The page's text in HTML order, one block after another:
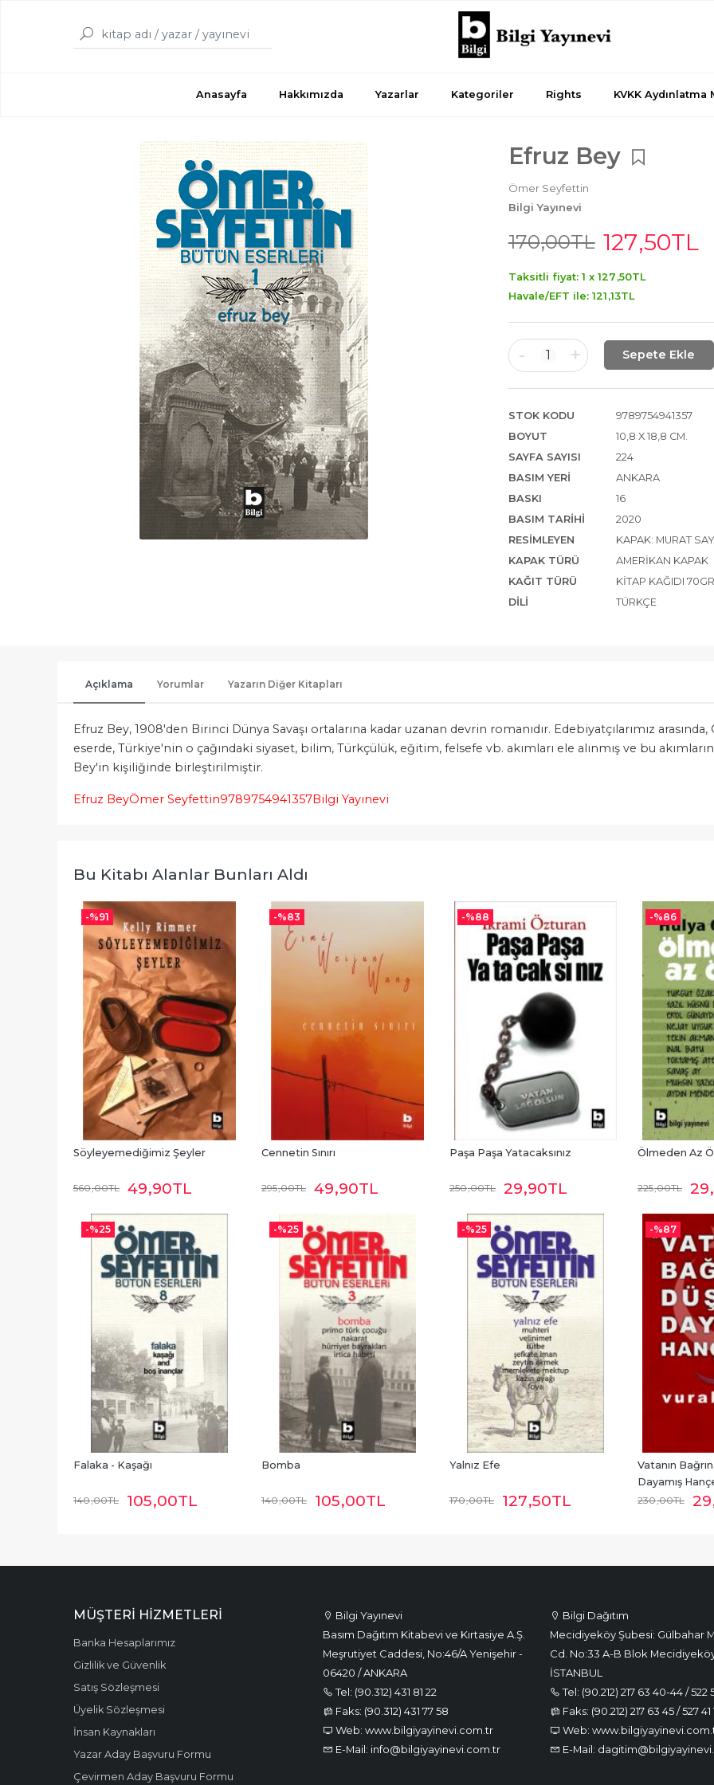
Anasayfa Hakkımızda Yazarlar Kategoriler Rights KVKK Aydınlatma
Efruz Bey
Ömer Seyfettin
Bilgi Yayınevi
170,00TL 127,50TL
Taksitli fiyat: 1 x 127 ,50TL
Havale/EFT ile: 121 ,13TL
- 1 + Sepete Ekle
STOK KODU
9789754941357
BOYUT
10,8 X 18,8 CM.
SAYFA SAYISI
224
BASIM YERI
ANKARA
BASKI
16
BASIM TARIHI
2020
RESIMLEYEN
KAPAK: MURAT
KAPAK TÜRÜ
AMERIKAN KAPAK
KAĞIT TÜRÜ
KITAP KAĞIDI 70GR
DILI
TÜRKÇE
Açıklama Yorumlar Yazarın Diğer Kitapları
Efruz Bey, 1908'den Birinci Dünya Savaşı ortalarına kadar uzanan devrin romanıdır. Edebiyatçılarımız
eserde, Türkiye'nin o çağındaki siyaset, bilim, Türkçülük, eğitim, felsefe vb. akımları ele alınmış ve bu
Bey'in kişiliğinde birleştirilmiştir.
Efruz BeyÖmer Seyfettin9789754941357Bilgi Yayınevi
Bu Kitabı Alanlar Bunları Aldı
-%91
Söyleyemediğimiz Şeyler
560,00TL 49,90TL
-%83
Cennetin Sınırı
295,00TL 49,90TL
-%88
Paşa Paşa Yatacaksınız
250,00TL 29,90TL
-%86
Ölmeden Az
225,00TL 29
-%25
Falaka - Kaşağı
140,00TL 105,00TL
-%25
Bomba
140,00TL 105,00TL
-%25
Yalnız Efe
170,00TL 127,50TL
-%87
Vatanın
Dayamış
230,00TL 29
Bilgi Yayınevi
Basım Dağıtım Kitabevi ve Kırtasiye A.Ş.
Meşrutiyet Caddesi, No:46/A Yenişehir -
06420 / ANKARA
Tel: (90.312) 431 81 22
Faks: (90.312) 431 77 58
Web: www.bilgiyayinevi.com.tr
E-Mail: info@bilgiyayinevi.com.tr
Bilgi Dağıtım
Mecidiyeköy Şubesi: Gülbahar
Cd. No:33 A-B Blok
İSTANBUL
Tel: (90.212) 217 63 40-44 / 522
Faks: (90.212) 217 63 45 / 527 41
Web:
E-Mail:
MÜŞTERI HIZMETLERI
Banka Hesaplarımız
Gizlilik ve Güvenlik
Satış Sözleşmesi
Üyelik Sözleşmesi
İnsan Kaynakları
Yazar Aday Başvuru Formu
Çevirmen Aday Başvuru Formu